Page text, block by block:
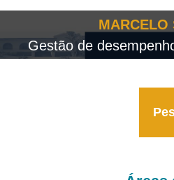
MARCELO
Gestão de